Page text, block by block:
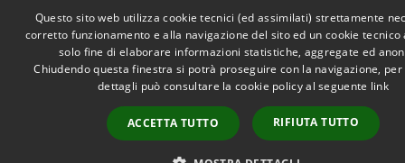
Questo sito web utilizza cookie tecnici (ed assimilati) strettamente
corretto funzionamento e alla navigazione del sito ed un cookie tecnico
solo fine di elaborare informazioni statistiche, aggregate ed
Chiudendo questa finestra si potrà proseguire con la navigazione,
dettagli può consultare la cookie policy al seguente link
ACCETTA TUTTO RIFIUTA TUTTO